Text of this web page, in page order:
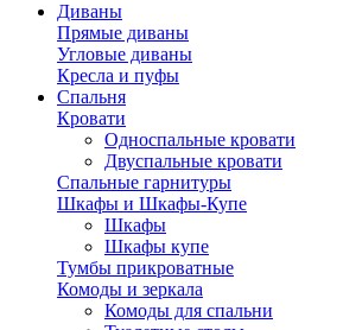
Диваны
Прямые диваны
Угловые диваны
Кресла и пуфы
Спальня
Кровати
Односпальные кровати
Двуспальные кровати
Спальные гарнитуры
Шкафы и Шкафы-Купе
Шкафы
Шкафы купе
Тумбы прикроватные
Комоды и зеркала
Комоды для спальни